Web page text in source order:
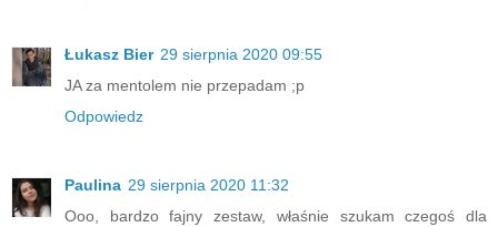
Łukasz Bier 29 sierpnia 2020 09:55
JA za mentolem nie przepadam ;p
Odpowiedz
Paulina 29 sierpnia 2020 11:32
Ooo, bardzo fajny zestaw, właśnie szukam czegoś dla